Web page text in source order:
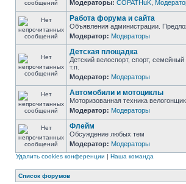
Модераторы: COPATHuK
Работа форума и сайта
Объявления администрации.
Модератор: Модераторы
Детская площадка
Детский велоспорт, спорт,
т.п.
Модератор: Модераторы
Автомобили и мотоциклы
Моторизованная техника
Модератор: Модераторы
Флейм
Обсуждение любых тем
Модератор: Модераторы
Удалить cookies конференции | Наша команда
Список форумов